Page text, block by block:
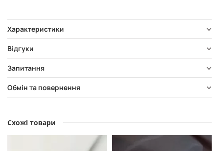
Характеристики
Відгуки
Запитання
Обмін та повернення
Схожі товари